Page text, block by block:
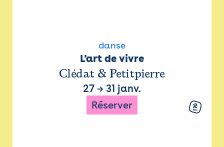
danse
L'art de vivre
Clédat & Petitpierre
27 → 31 janv.
Réserver